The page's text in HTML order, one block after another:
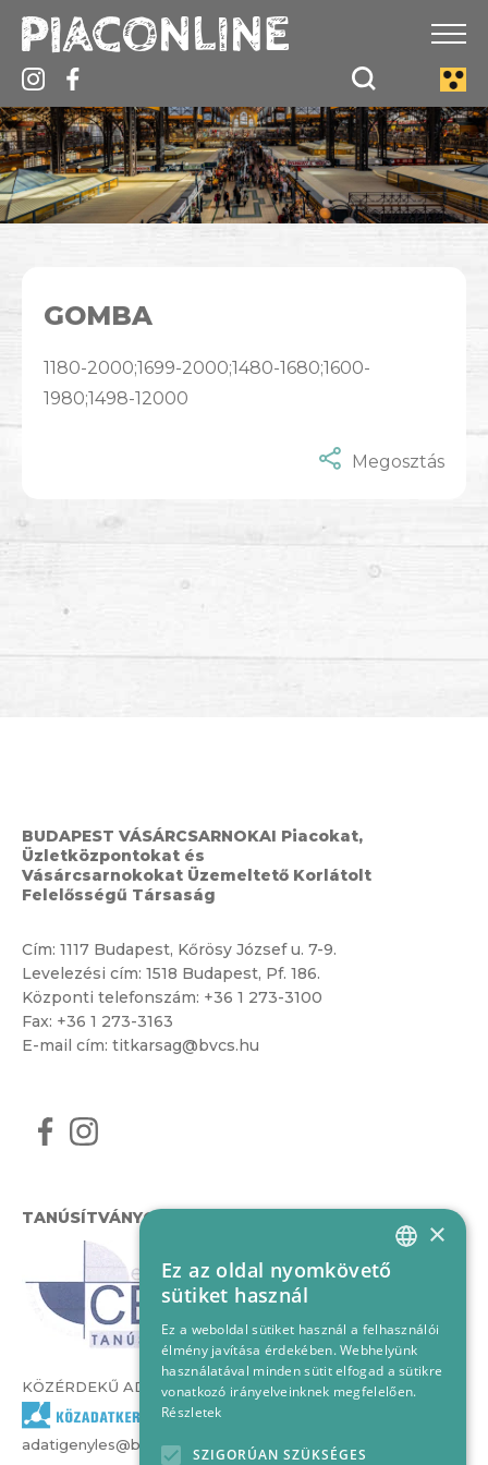
GOMBA
1180-2000;1699-2000;1480-1680;1600-
1980;1498-12000
Megosztás
BUDAPEST VÁSÁRCSARNOKAI Piacokat,
Üzletközpontokat és
Vásárcsarnokokat Üzemeltető Korlátolt
Felelősségű Társaság
Cím: 1117 Budapest, Kőrösy József u. 7-9.
Levelezési cím: 1518 Budapest, Pf. 186.
Központi telefonszám: +36 1 273-3100
Fax: +36 1 273-3163
E-mail cím: titkarsag@bvcs.hu
TANÚSÍTVÁNYOK
KÖZÉRDEKŰ ADATOK
adatigenyles@bvcs.hu
HUNGARIAN
×
Ez az oldal nyomkövető
sütiket használ
Ez a weboldal sütiket használ a felhasználói
élmény javítása érdekében. Webhelyünk
használatával minden sütit elfogad a sütikre
vonatkozó irányelveinknek megfelelően.
Részletek
SZIGORÚAN SZÜKSÉGES